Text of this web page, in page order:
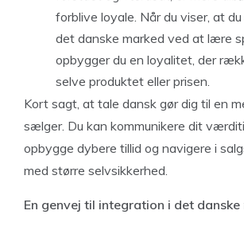
forblive loyale. Når du viser, at
det danske marked ved at lære
opbygger du en loyalitet, der
selve produktet eller prisen.
Kort sagt, at tale dansk gør dig til en
sælger. Du kan kommunikere dit
opbygge dybere tillid og navigere i
med større selvsikkerhed.
En genvej til integration i det danske